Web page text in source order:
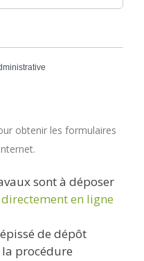
obtenir les formulaires
sont à déposer
en ligne
de dépôt
procédure